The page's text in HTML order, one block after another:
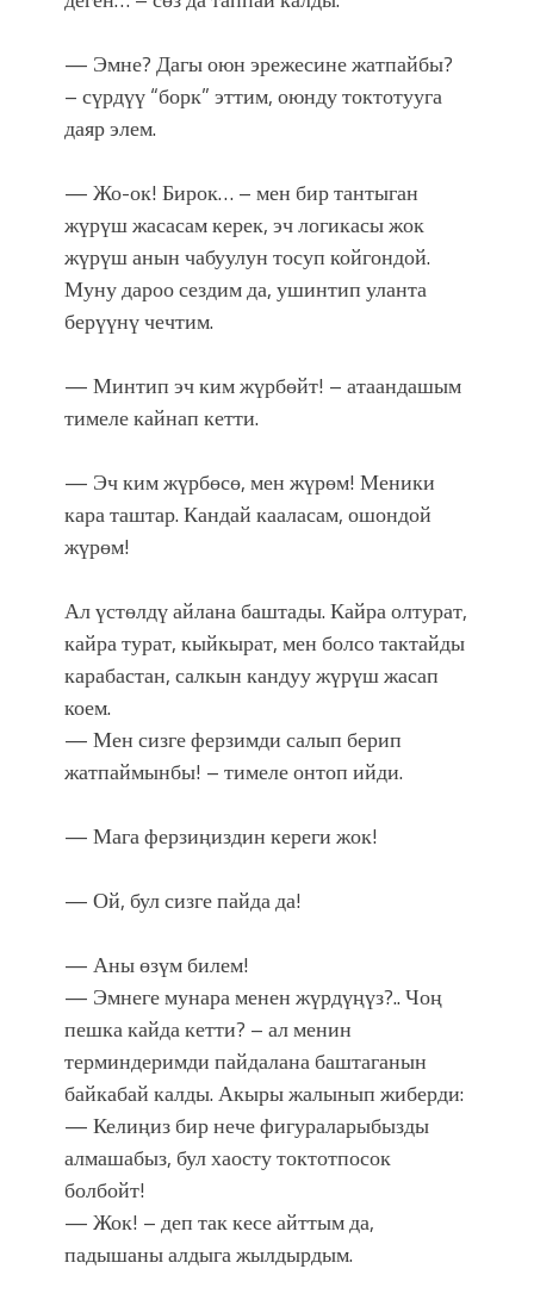
— Эмне? Дагы оюн эрежесине жатпайбы?
– сүрдүү “борк” эттим, оюнду токтотууга
даяр элем.
— Жо-ок! Бирок… – мен бир тантыган
жүрүш жасасам керек, эч логикасы жок
жүрүш анын чабуулун тосуп койгондой.
Муну дароо сездим да, ушинтип уланта
берүүнү чечтим.
— Минтип эч ким жүрбөйт! – атаандашым
тимеле кайнап кетти.
— Эч ким жүрбөсө, мен жүрөм! Меники
кара таштар. Кандай кааласам, ошондой
жүрөм!
Ал үстөлдү айлана баштады. Кайра олтурат,
кайра турат, кыйкырат, мен болсо тактайды
карабастан, салкын кандуу жүрүш жасап
коем.
— Мен сизге ферзимди салып берип
жатпаймынбы! – тимеле онтоп ийди.
— Мага ферзиңиздин кереги жок!
— Ой, бул сизге пайда да!
— Аны өзүм билем!
— Эмнеге мунара менен жүрдүңүз?.. Чоң
пешка кайда кетти? – ал менин
терминдеримди пайдалана баштаганын
байкабай калды. Акыры жалынып жиберди:
— Келиңиз бир нече фигураларыбызды
алмашабыз, бул хаосту токтотпосок
болбойт!
— Жок! – деп так кесе айттым да,
падышаны алдыга жылдырдым.